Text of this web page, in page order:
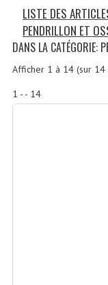
LISTE DES
PENDRILLON ET
DANS LA CATÉGORIE:
Afficher 1 à 14(sur 14
1 - - 14